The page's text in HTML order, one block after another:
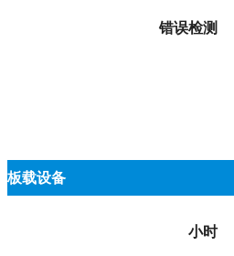
错误检测
板载设备
小时